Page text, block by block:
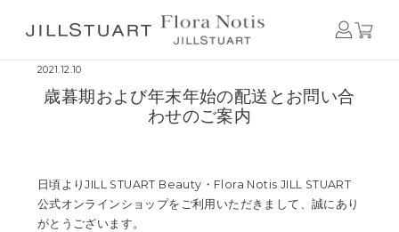
歳暮期および年末年始の配送とお問い合わせのご案内
2021.12.10
歳暮期および年末年始の配送とお問い合
わせのご案内
日頃よりJILL STUART Beauty・Flora Notis JILL STUART
公式オンラインショップをご利用いただきまして、誠にあり
がとうございます。